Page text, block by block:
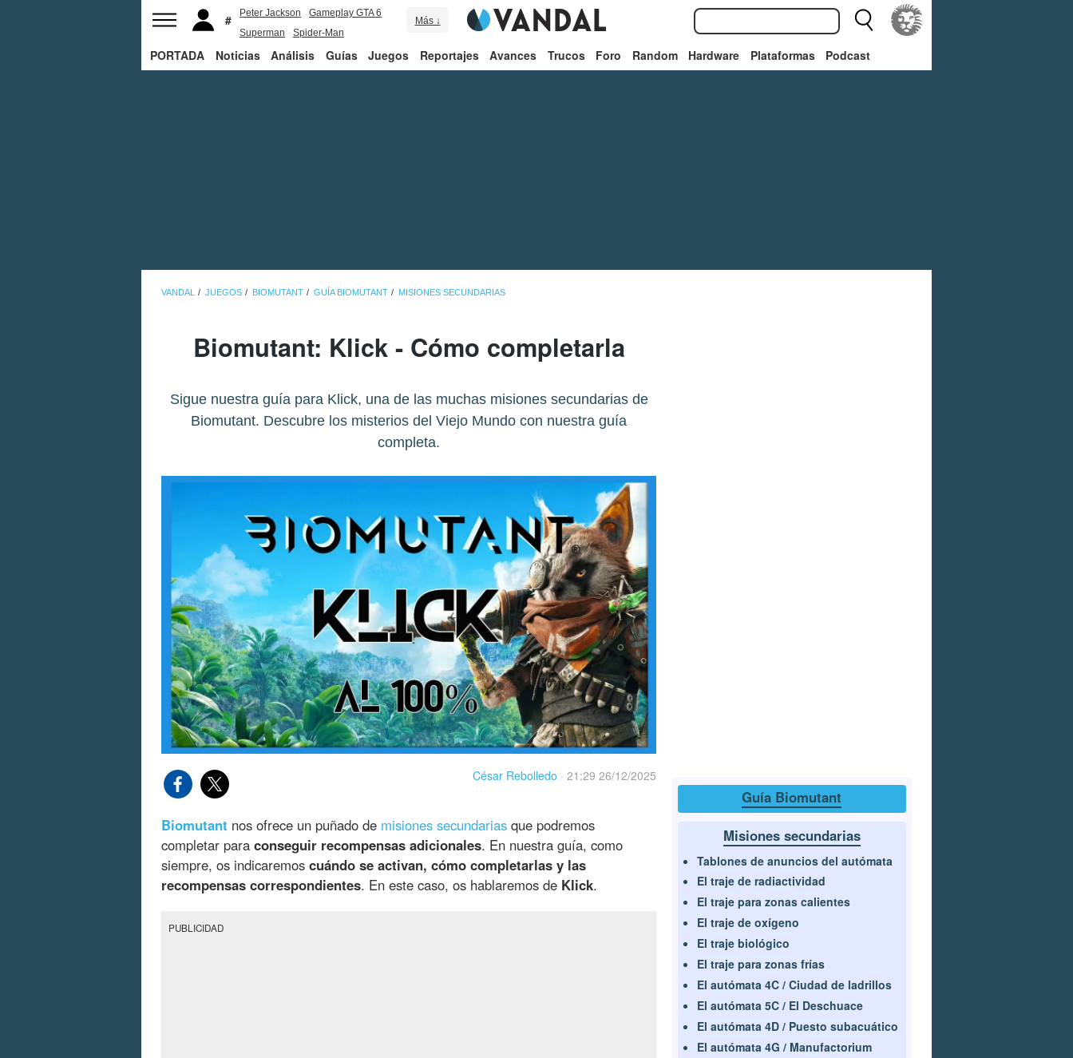
Peter Jackson
Gameplay GTA 6
Superman
Spider-Man
Más ↓
PORTADA Noticias Análisis Guías Juegos Reportajes Avances Trucos Foro Random Hardware Plataformas Podcast
VANDAL JUEGOS BIOMUTANT GUÍA BIOMUTANT MISIONES SECUNDARIAS
Biomutant: Klick - Cómo completarla
Sigue nuestra guía para Klick, una de las muchas misiones secundarias de
Biomutant. Descubre los misterios del Viejo Mundo con nuestra guía
completa.
César Rebolledo · 21:29 26/12/2025
Biomutant nos ofrece un puñado de misiones secundarias que podremos
completar para conseguir recompensas adicionales. En nuestra guía, como
siempre, os indicaremos cuándo se activan, cómo completarlas y las
recompensas correspondientes. En este caso, os hablaremos de Klick.
PUBLICIDAD
Guía Biomutant
Misiones secundarias
Tablones de anuncios del autómata
El traje de radiactividad
El traje para zonas calientes
El traje de oxígeno
El traje biológico
El traje para zonas frías
El autómata 4C / Ciudad de ladrillos
El autómata 5C / El Deschuace
El autómata 4D / Puesto subacuático
El autómata 4G / Manufactorium